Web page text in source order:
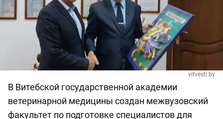
vitvesti.by
В Витебской государственной академии
ветеринарной медицины создан межвузовский
факультет по подготовке специалистов для